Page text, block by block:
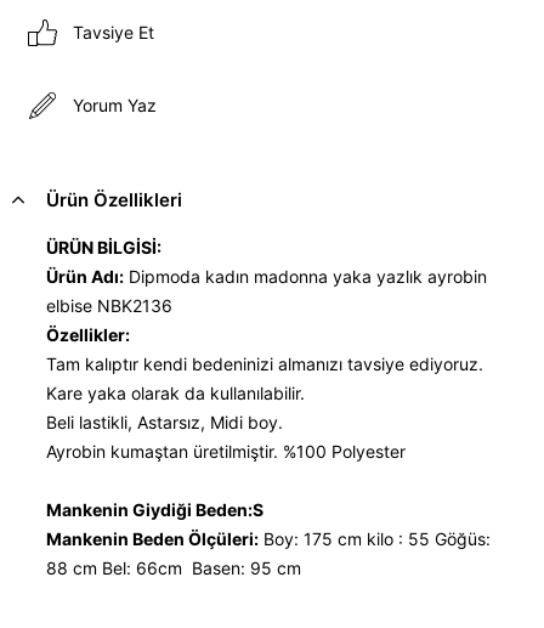
Tavsiye Et
Yorum Yaz
Ürün Özellikleri
ÜRÜN BİLGİSİ:
Ürün Adı: Dipmoda kadın madonna yaka yazlık ayrobin
elbise NBK2136
Özellikler:
Tam kalıptır kendi bedeninizi almanızı tavsiye ediyoruz.
Kare yaka olarak da kullanılabilir.
Beli lastikli, Astarsız, Midi boy.
Ayrobin kumaştan üretilmiştir. %100 Polyester
Mankenin Giydiği Beden:S
Mankenin Beden Ölçüleri: Boy: 175 cm kilo : 55 Göğüs:
88 cm Bel: 66cm Basen: 95 cm